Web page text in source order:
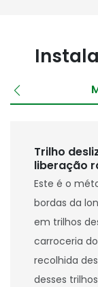
Trilho
liberação
Este é o
bordas da
em trilhos
carroceria
recolhida
desses